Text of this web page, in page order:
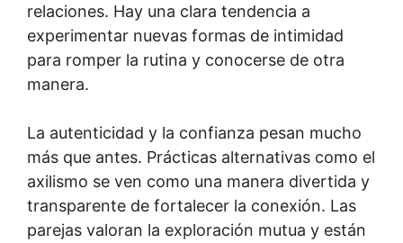
relaciones. Hay una clara tendencia a
experimentar nuevas formas de intimidad
para romper la rutina y conocerse de otra
manera.
La autenticidad y la confianza pesan mucho
más que antes. Prácticas alternativas como el
axilismo se ven como una manera divertida y
transparente de fortalecer la conexión. Las
parejas valoran la exploración mutua y están